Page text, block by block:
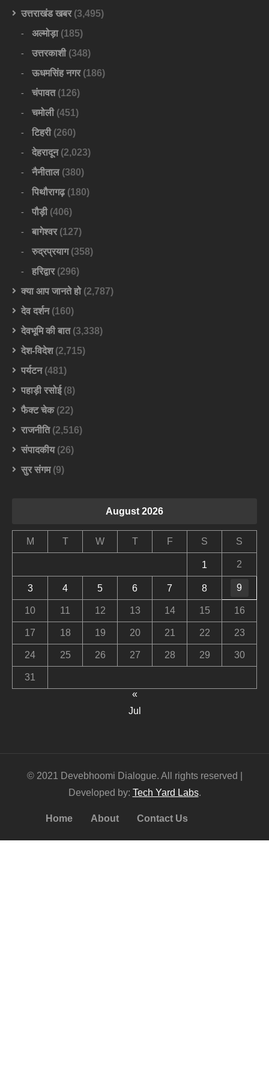
उत्तराखंड खबर(3,495)
अल्मोड़ा(185)
उत्तरकाशी(348)
ऊधमसिंह नगर(186)
चंपावत(126)
चमोली(451)
टिहरी(260)
देहरादून(2,023)
नैनीताल(380)
पिथौरागढ़(180)
पौड़ी(406)
बागेश्वर(127)
रुद्रप्रयाग(358)
हरिद्वार(296)
क्या आप जानते हो(2,787)
देव दर्शन(160)
देवभूमि की बात(3,338)
देश-विदेश(2,715)
पर्यटन(481)
पहाड़ी रसोई(8)
फैक्ट चेक(22)
राजनीति(2,516)
संपादकीय(26)
सुर संगम(9)
August 2026
M T W T F S S
1 2
3 4 5 6 7 8 9
10 11 12 13 14 15 16
17 18 19 20 21 22 23
24 25 26 27 28 29 30
31
«
Jul
© 2021 Devebhoomi Dialogue. All rights reserved |
Developed by: Tech Yard Labs.
Home About Contact Us